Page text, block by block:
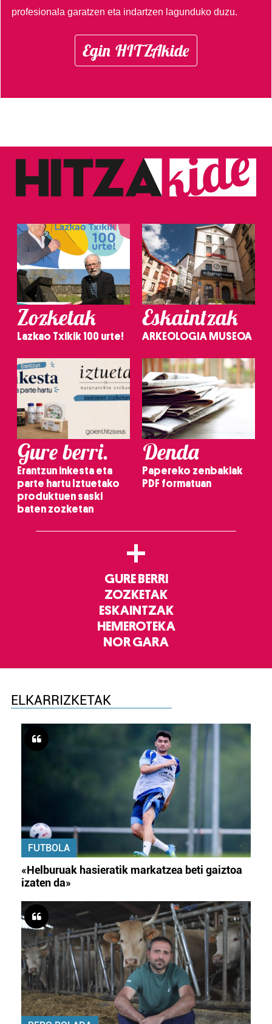
profesionala garatzen eta indartzen lagunduko duzu.
Egin HITZAkide
Zozketak
Lazkao Txikik 100 urte!
Eskaintzak
ARKEOLOGIA MUSEOA
Gure berri.
Erantzun inkesta eta
parte hartu Iztuetako
produktuen saski
baten zozketan
Denda
Papereko zenbakiak
PDF formatuan
+
GURE BERRI
ZOZKETAK
ESKAINTZAK
HEMEROTEKA
NOR GARA
ELKARRIZKETAK
FUTBOLA
«Helburuak hasieratik markatzea beti gaiztoa
izaten da»